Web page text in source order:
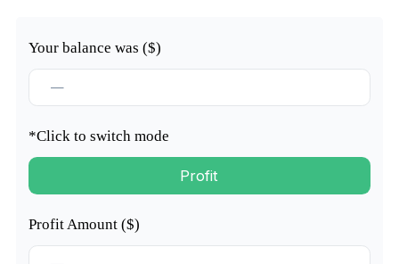
Your balance was ($)
*Click to switch mode
Profit
Profit Amount ($)